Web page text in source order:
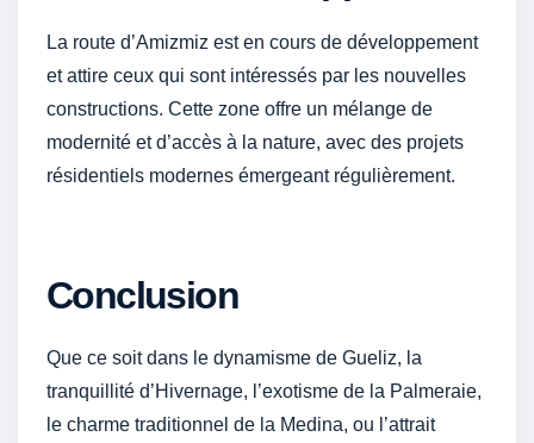
La route d’Amizmiz est en cours de développement
et attire ceux qui sont intéressés par les nouvelles
constructions. Cette zone offre un mélange de
modernité et d’accès à la nature, avec des projets
résidentiels modernes émergeant régulièrement.
Conclusion
Que ce soit dans le dynamisme de Gueliz, la
tranquillité d’Hivernage, l’exotisme de la Palmeraie,
le charme traditionnel de la Medina, ou l’attrait